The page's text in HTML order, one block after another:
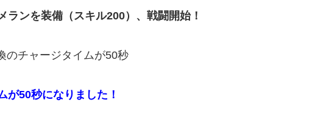
ランを装備（スキル200）、戦闘開始！
が50秒になりました！